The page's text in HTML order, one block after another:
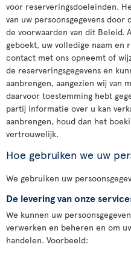
voor reserveringsdoeleinden.
van uw persoonsgegevens
de voorwaarden van dit Beleid.
geboekt, uw volledige naam en
contact met ons opneemt of
de reserveringsgegevens en
aanbrengen, aangezien wij van
daarvoor toestemming hebt
partij informatie over u kan
aanbrengen, houd dan het
vertrouwelijk.
Hoe gebruiken we uw
We gebruiken uw
De levering van onze
We kunnen uw
verwerken en beheren en om
handelen. Voorbeeld: